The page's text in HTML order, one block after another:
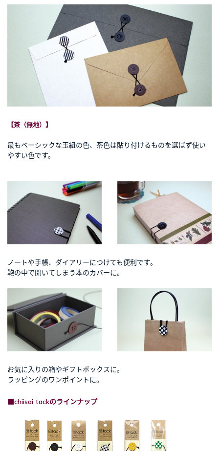
【茶（無地）】
最もベーシックな玉紐の色、茶色は貼り付けるものを選ばず使い
やすい色です。
ノートや手帳、ダイアリーにつけても便利です。
鞄の中で開いてしまう本のカバーに。
お気に入りの箱やギフトボックスに。
ラッピングのワンポイントに。
■chiisai tackのラインナップ